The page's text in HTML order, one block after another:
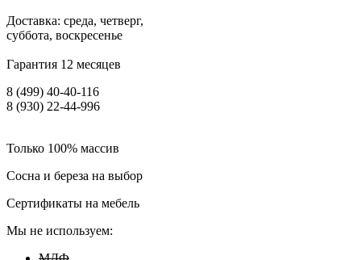
Доставка: среда, четверг,
суббота, воскресенье
Гарантия 12 месяцев
8 (499) 40-40-116
8 (930) 22-44-996
Только 100% массив
Сосна и береза на выбор
Сертификаты на мебель
Мы не используем: